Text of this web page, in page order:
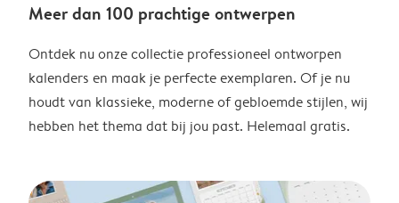
Meer dan 100 prachtige ontwerpen
Ontdek nu onze collectie professioneel ontworpen
kalenders en maak je perfecte exemplaren. Of je nu
houdt van klassieke, moderne of gebloemde stijlen, wij
hebben het thema dat bij jou past. Helemaal gratis.